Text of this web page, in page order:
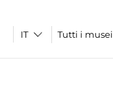
Tutti i musei